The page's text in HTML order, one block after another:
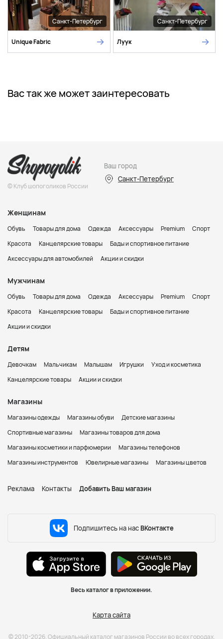
Санкт-Петербург
Unique Fabric
Санкт-Петербург
Луук
Вас так же может заинтересовать
© Клуб шопоголиков России
Ваш город
Санкт-Петербург
Женщинам
Обувь Товары для дома Одежда Аксессуары Premium
Спорт
Красота
Канцелярские товары
Бады и спортивное питание
Аксессуары для автомобилей
Акции и скидки
Мужчинам
Обувь Товары для дома Одежда Аксессуары Premium
Спорт
Красота
Канцелярские товары
Бады и спортивное питание
Акции и скидки
Детям
Девочкам Мальчикам Малышам Игрушки
Уход и косметика
Канцелярские товары
Акции и скидки
Магазины
Магазины одежды Магазины обуви
Детские магазины
Спортивные магазины
Магазины товаров для дома
Магазины косметики и парфюмерии
Магазины телефонов
Магазины инструментов
Ювелирные магазины Магазины цветов
Реклама Контакты Добавить Ваш магазин
Подпишитесь на нас ВКонтакте
Весь каталог в приложении.
Карта сайта
© 2010-2026. Официальный каталог магазинов России во всех городах.